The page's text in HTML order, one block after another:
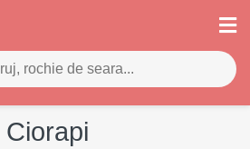
Ciorapi